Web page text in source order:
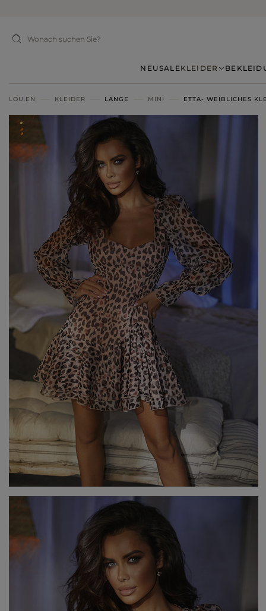
NEUSALEKLEIDER
Beliebte Kategorien
NEUHEITEN ZUR HOCHZEIT BESTSELLER ALLE
Stil
VALENTINSTAG
ABSCHLUSSBALL
WEIHNACHTEN
KOMMUNION
CASUAL - KLEIDER
ABENDKLEIDER
PARTYKLEIDER
JEANSKLEIDER
ELEGANTE KLEIDER
AUSGESTELLTE KLEIDER
FORMELLE KLEIDER
ASYMMETRISCHE
STRICKKLEIDER
MIT RÜSCHEN
VELOURS
MIT SCHÖSSCHEN
SPANISCHE KLEIDER
PASTELLKLEIDER
BROKATKLEIDER
LOU.EN KLEIDER LÄNGE MINI ETTA- WEIBLICHES